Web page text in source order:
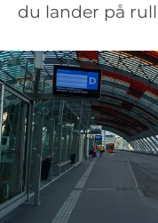
du lander på